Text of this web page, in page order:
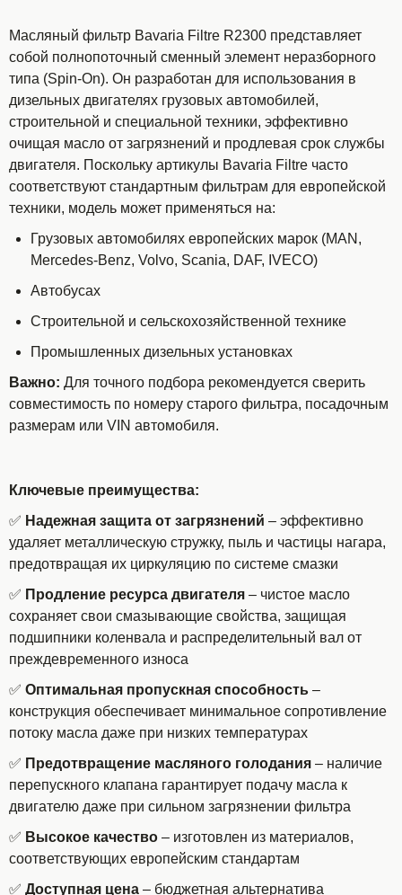
Масляный фильтр Bavaria Filtre R2300 представляет
собой полнопоточный сменный элемент неразборного
типа (Spin-On). Он разработан для использования в
дизельных двигателях грузовых автомобилей,
строительной и специальной техники, эффективно
очищая масло от загрязнений и продлевая срок службы
двигателя. Поскольку артикулы Bavaria Filtre часто
соответствуют стандартным фильтрам для европейской
техники, модель может применяться на:
Грузовых автомобилях европейских марок (MAN,
Mercedes-Benz, Volvo, Scania, DAF, IVECO)
Автобусах
Строительной и сельскохозяйственной технике
Промышленных дизельных установках
Важно: Для точного подбора рекомендуется сверить
совместимость по номеру старого фильтра, посадочным
размерам или VIN автомобиля.
Ключевые преимущества:
✅ Надежная защита от загрязнений – эффективно
удаляет металлическую стружку, пыль и частицы нагара,
предотвращая их циркуляцию по системе смазки
✅ Продление ресурса двигателя – чистое масло
сохраняет свои смазывающие свойства, защищая
подшипники коленвала и распределительный вал от
преждевременного износа
✅ Оптимальная пропускная способность –
конструкция обеспечивает минимальное сопротивление
потоку масла даже при низких температурах
✅ Предотвращение масляного голодания – наличие
перепускного клапана гарантирует подачу масла к
двигателю даже при сильном загрязнении фильтра
✅ Высокое качество – изготовлен из материалов,
соответствующих европейским стандартам
✅ Доступная цена – бюджетная альтернатива